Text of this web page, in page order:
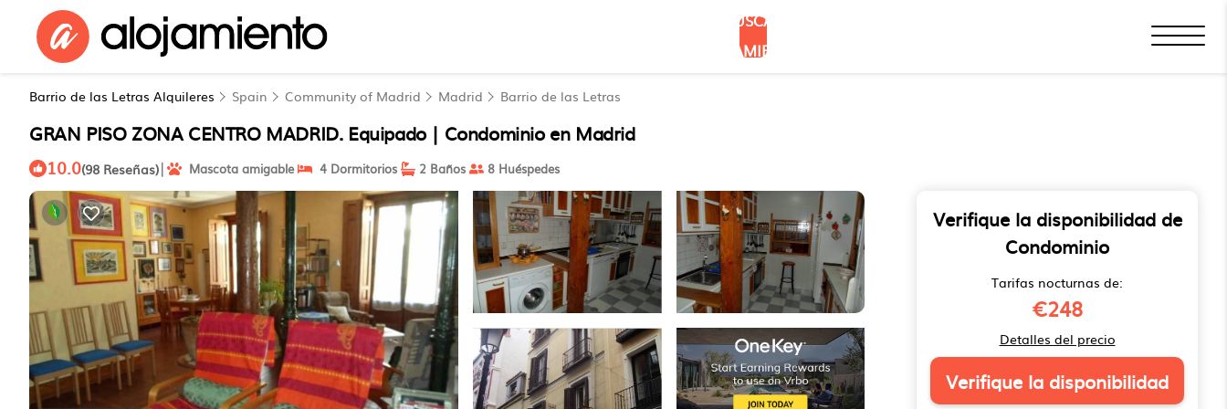
BUSCAR
ALOJAMIENTOS
Barrio de las Letras Alquileres Spain Community of Madrid Madrid Barrio de las Letras
GRAN PISO ZONA CENTRO MADRID. Equipado | Condominio en Madrid
10.0(98 Reseñas)| Mascota amigable 4 Dormitorios 2 Baños 8 Huéspedes
Verifique la disponibilidad de
Condominio
Tarifas nocturnas de:
€248
Detalles del precio
Verifique la disponibilidad